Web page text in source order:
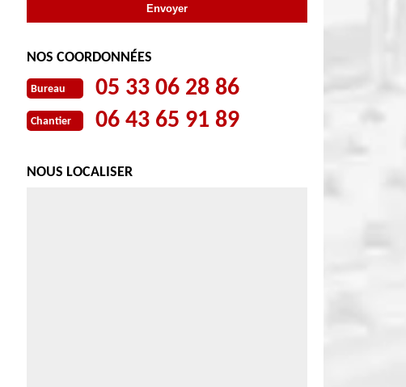
NOS COORDONNÉES
Bureau 05 33 06 28 86
Chantier 06 43 65 91 89
NOUS LOCALISER